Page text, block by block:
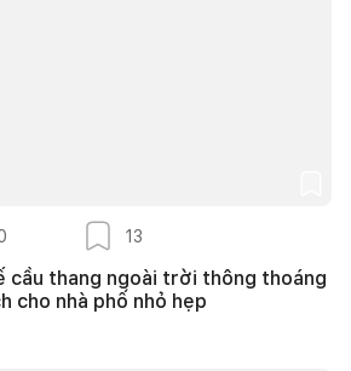
13
cầu thang ngoài trời thông thoáng
cho nhà phố nhỏ hẹp